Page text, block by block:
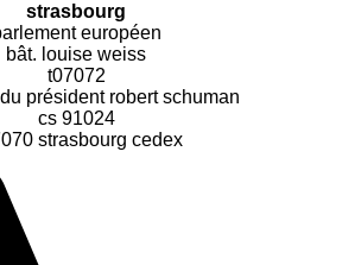
strasbourg
européen
bât. louise weiss
t07072
président robert schuman
cs 91024
strasbourg cedex